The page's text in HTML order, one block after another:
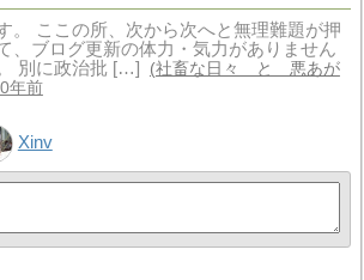
。 ここの所、次から次へと無理難題が押
、ブログ更新の体力・気力がありません
別に政治批 […]
社畜な日々 と 悪あが
年前
Xinv